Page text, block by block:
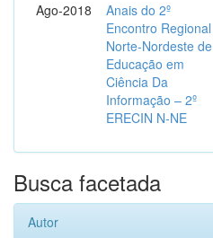
Ago-2018
Anais do 2º
Encontro Regional
Norte-Nordeste de
Educação em
Ciência Da
Informação – 2º
ERECIN N-NE
Busca facetada
Autor